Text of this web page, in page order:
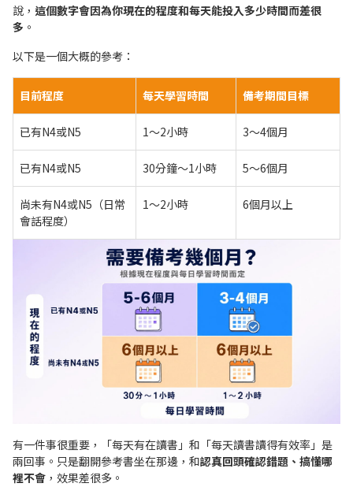
說， 這個數字會因為你現在的程度和每天能投入多少時間而差很
多 。
以下是一個大概的參考：
目前程度 每天學習時間 備考期間目標
已有N4或N5 1〜2小時 3〜4個月
已有N4或N5 30分鐘〜1小時 5〜6個月
尚未有N4或N5（日常
會話程度）
1〜2小時 6個月以上
有一件事很重要，「每天有在讀書」和「每天讀書讀得有效率」是
兩回事。只是翻開參考書坐在那邊，和認真回頭確認錯題、搞懂哪
裡不會 ，效果差很多。